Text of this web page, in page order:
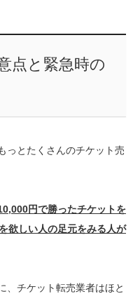
点と緊急時の
っとたくさんのチケット売
円で勝ったチケットを
欲しい人の足元をみる人が
、チケット転売業者はほと